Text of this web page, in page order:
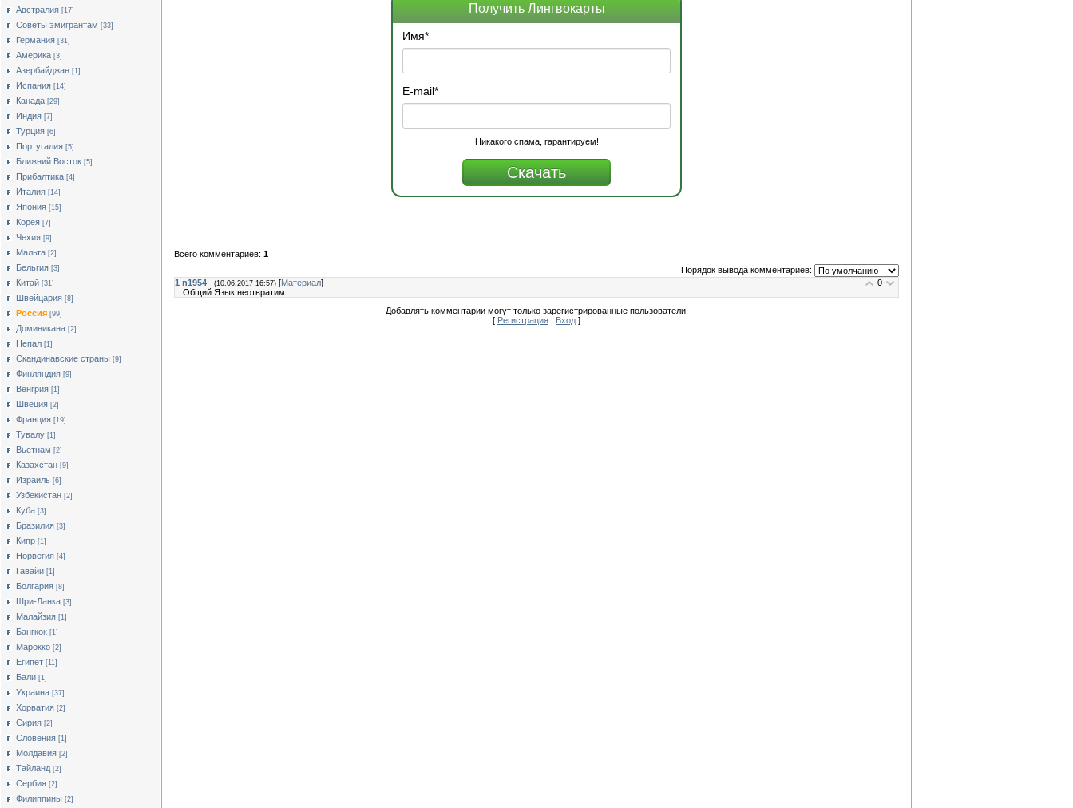
Австралия [17]
Cоветы эмигрантам [33]
Германия [31]
Америка [3]
Азербайджан [1]
Испания [14]
Канада [29]
Индия [7]
Турция [6]
Португалия [5]
Ближний Восток [5]
Прибалтика [4]
Италия [14]
Япония [15]
Корея [7]
Чехия [9]
Мальта [2]
Бельгия [3]
Китай [31]
Швейцария [8]
Россия [99]
Доминикана [2]
Непал [1]
Скандинавские страны [9]
Финляндия [9]
Венгрия [1]
Швеция [2]
Франция [19]
Тувалу [1]
Вьетнам [2]
Казахстан [9]
Израиль [6]
Узбекистан [2]
Куба [3]
Бразилия [3]
Кипр [1]
Норвегия [4]
Гавайи [1]
Болгария [8]
Шри-Ланка [3]
Малайзия [1]
Бангкок [1]
Марокко [2]
Египет [11]
Бали [1]
Украина [37]
Хорватия [2]
Сирия [2]
Словения [1]
Молдавия [2]
Тайланд [2]
Сербия [2]
Филиппины [2]
Получить Лингвокарты
Имя*
E-mail*
Никакого спама, гарантируем!
Всего комментариев: 1
Порядок вывода комментариев:
0
1 n1954 (10.06.2017 16:57) [Материал]
Общий Язык неотвратим.
Добавлять комментарии могут только зарегистрированные пользователи.
[ Регистрация Вход ]